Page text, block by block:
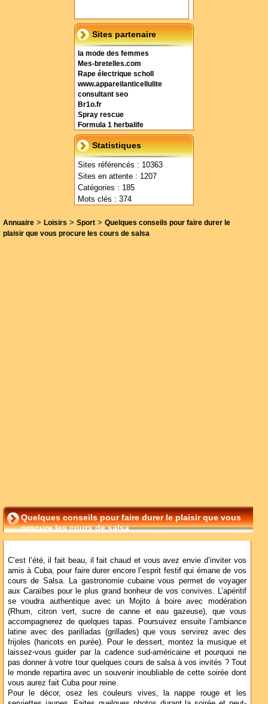
Sites partenaire
la mode des femmes
Mes-bretelles.com
Rape électrique scholl
www.appareilanticellulite
consultant seo
Br1o.fr
Spray rescue
Formula 1 herbalife
Statistiques
Sites référencés : 10363
Sites en attente : 1207
Catégories : 185
Mots clés : 374
Annuaire > Loisirs > Sport > Quelques conseils pour faire durer le
plaisir que vous procure les cours de salsa
Quelques conseils pour faire durer le plaisir que vous
procure les cours de salsa
C’est l’été, il fait beau, il fait chaud et vous avez envie d’inviter vos
amis à Cuba, pour faire durer encore l’esprit festif qui émane de vos
cours de Salsa. La gastronomie cubaine vous permet de voyager
aux Caraïbes pour le plus grand bonheur de vos convives. L’apéritif
se voudra authentique avec un Mojito à boire avec modération
(Rhum, citron vert, sucre de canne et eau gazeuse), que vous
accompagnerez de quelques tapas. Poursuivez ensuite l’ambiance
latine avec des parilladas (grillades) que vous servirez avec des
frijoles (haricots en purée). Pour le dessert, montez la musique et
laissez-vous guider par la cadence sud-américaine et pourquoi ne
pas donner à votre tour quelques cours de salsa à vos invités ? Tout
le monde repartira avec un souvenir inoubliable de cette soirée dont
vous aurez fait Cuba pour reine.
Pour le décor, osez les couleurs vives, la nappe rouge et les